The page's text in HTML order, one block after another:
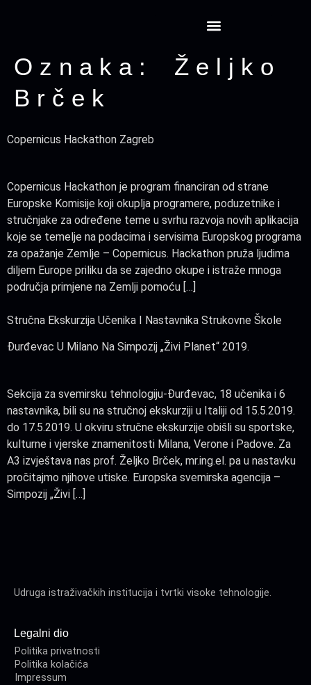
Oznaka: Željko
Brček
Copernicus Hackathon Zagreb
Copernicus Hackathon je program financiran od strane
Europske Komisije koji okuplja programere, poduzetnike i
stručnjake za određene teme u svrhu razvoja novih aplikacija
koje se temelje na podacima i servisima Europskog programa
za opažanje Zemlje – Copernicus. Hackathon pruža ljudima
diljem Europe priliku da se zajedno okupe i istraže mnoga
područja primjene na Zemlji pomoću […]
Stručna Ekskurzija Učenika I Nastavnika Strukovne Škole
Đurđevac U Milano Na Simpozij „Živi Planet“ 2019.
Sekcija za svemirsku tehnologiju-Đurđevac, 18 učenika i 6
nastavnika, bili su na stručnoj ekskurziji u Italiji od 15.5.2019.
do 17.5.2019. U okviru stručne ekskurzije obišli su sportske,
kulturne i vjerske znamenitosti Milana, Verone i Padove. Za
A3 izvještava nas prof. Željko Brček, mr.ing.el. pa u nastavku
pročitajmo njihove utiske. Europska svemirska agencija –
Simpozij „Živi […]
Udruga istraživačkih institucija i tvrtki visoke tehnologije.
Legalni dio
Politika privatnosti
Politika kolačića
Impressum